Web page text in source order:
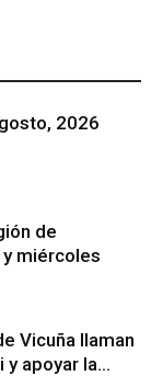
2026
de
miércoles
Vicuña llaman
apoyar la...